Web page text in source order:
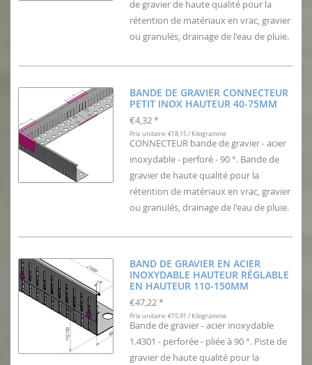
de gravier de haute qualité pour la
rétention de matériaux en vrac, gravier
ou granulés, drainage de l'eau de pluie.
BANDE DE GRAVIER CONNECTEUR
PETIT INOX HAUTEUR 40-75MM
€4,32 *
Prix unitaire: €18,15 / Kilogramme
CONNECTEUR bande de gravier - acier
inoxydable - perforé - 90 °. Bande de
gravier de haute qualité pour la
rétention de matériaux en vrac, gravier
ou granulés, drainage de l'eau de pluie.
BAND DE GRAVIER EN ACIER
INOXYDABLE HAUTEUR RÉGLABLE
EN HAUTEUR 110-150MM
€47,22 *
Prix unitaire: €15,91 / Kilogramme
Bande de gravier - acier inoxydable
1.4301 - perforée - pliée à 90 °. Piste de
gravier de haute qualité pour la